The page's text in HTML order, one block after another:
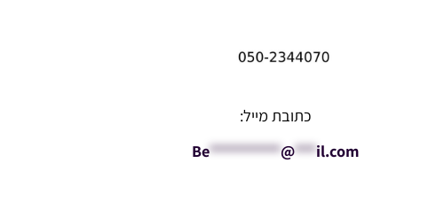
כתובת מייל:
Be**********@***il.com